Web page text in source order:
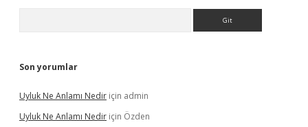
Son yorumlar
Uyluk Ne Anlamı Nedir için admin
Uyluk Ne Anlamı Nedir için Özden